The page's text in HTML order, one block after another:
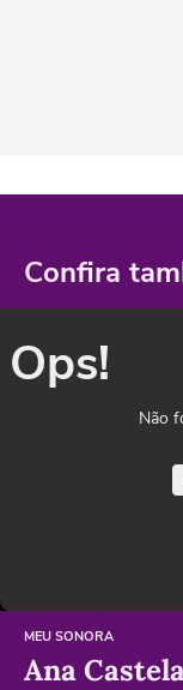
Confira
Ops!
Não
MEU SONORA
Ana